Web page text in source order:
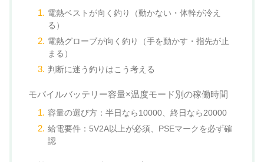
電熱ベストが向く釣り（動かない・体幹が冷え
る）
電熱グローブが向く釣り（手を動かす・指先が止
まる）
判断に迷う釣りはこう考える
モバイルバッテリー容量×温度モード別の稼働時間
容量の選び方：半日なら10000、終日なら20000
給電要件：5V2A以上が必須、PSEマークを必ず確
認